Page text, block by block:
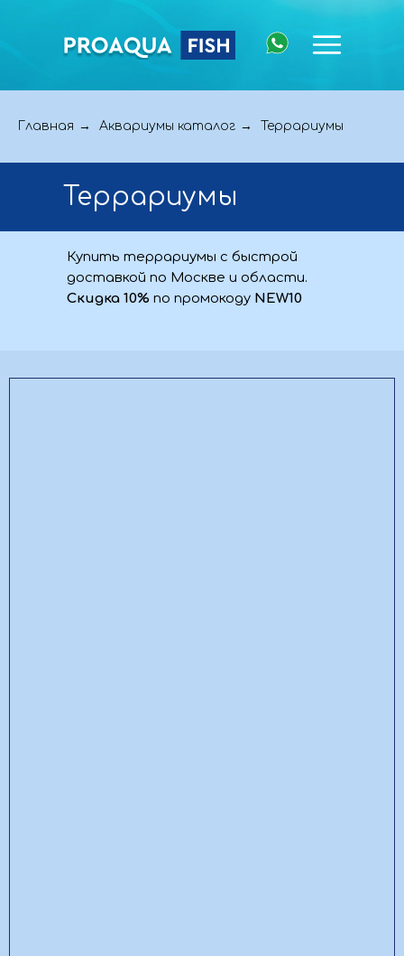
Главная → Аквариумы каталог → Террариумы
Террариумы
Купить террариумы с быстрой
доставкой по Москве и области.
Скидка 10% по промокоду NEW10